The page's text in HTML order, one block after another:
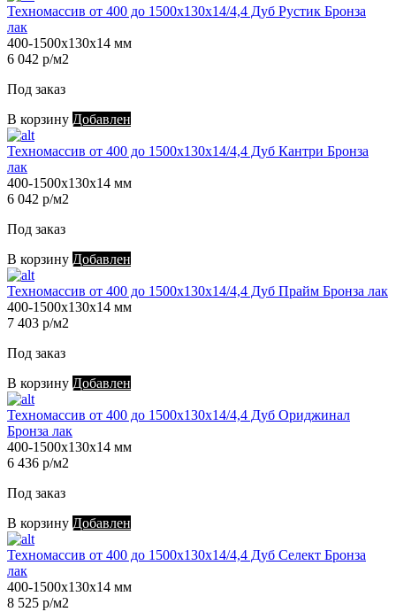
Техномассив от 400 до 1500х130х14/4,4 Дуб Рустик Бронза
лак
400-1500х130х14 мм
6 042 р/м2
Под заказ
В корзину Добавлен
Техномассив от 400 до 1500х130х14/4,4 Дуб Кантри Бронза
лак
400-1500х130х14 мм
6 042 р/м2
Под заказ
В корзину Добавлен
Техномассив от 400 до 1500х130х14/4,4 Дуб Прайм Бронза лак
400-1500х130х14 мм
7 403 р/м2
Под заказ
В корзину Добавлен
Техномассив от 400 до 1500х130х14/4,4 Дуб Ориджинал
Бронза лак
400-1500х130х14 мм
6 436 р/м2
Под заказ
В корзину Добавлен
Техномассив от 400 до 1500х130х14/4,4 Дуб Селект Бронза
лак
400-1500х130х14 мм
8 525 р/м2